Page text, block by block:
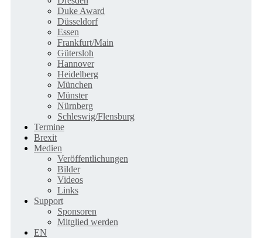
Duke Award
Düsseldorf
Essen
Frankfurt/Main
Gütersloh
Hannover
Heidelberg
München
Münster
Nürnberg
Schleswig/Flensburg
Termine
Brexit
Medien
Veröffentlichungen
Bilder
Videos
Links
Support
Sponsoren
Mitglied werden
EN